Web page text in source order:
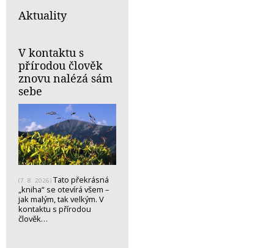
Aktuality
V kontaktu s
přírodou člověk
znovu nalézá sám
sebe
(7. 8. 2026) Tato překrásná
„kniha“ se otevírá všem –
jak malým, tak velkým. V
kontaktu s přírodou
člověk…